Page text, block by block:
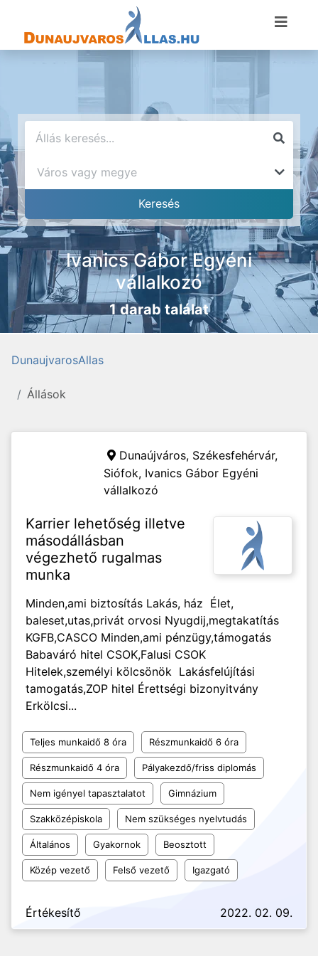
Ivanics Gábor Egyéni
vállalkozó
1 darab találat
DunaujvarosAllas
Állások
Dunaújváros, Székesfehérvár,
Siófok, Ivanics Gábor Egyéni
vállalkozó
Karrier lehetőség illetve
másodállásban
végezhető rugalmas
munka
Minden,ami biztosítás Lakás, ház Élet,
baleset,utas,privát orvosi Nyugdij,megtakatítás
KGFB,CASCO Minden,ami pénzügy,támogatás
Babaváró hitel CSOK,Falusi CSOK
Hitelek,személyi kölcsönök Lakásfelújítási
tamogatás,ZOP hitel Érettségi bizonyitvány
Erkölcsi...
Teljes munkaidő 8 óra Részmunkaidő 6 óra
Részmunkaidő 4 óra Pályakezdő/friss diplomás
Nem igényel tapasztalatot Gimnázium
Szakközépiskola Nem szükséges nyelvtudás
Általános Gyakornok Beosztott
Közép vezető Felső vezető Igazgató
Értékesítő 2022. 02. 09.